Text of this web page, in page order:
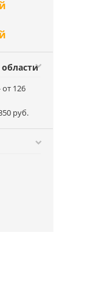
126
руб.